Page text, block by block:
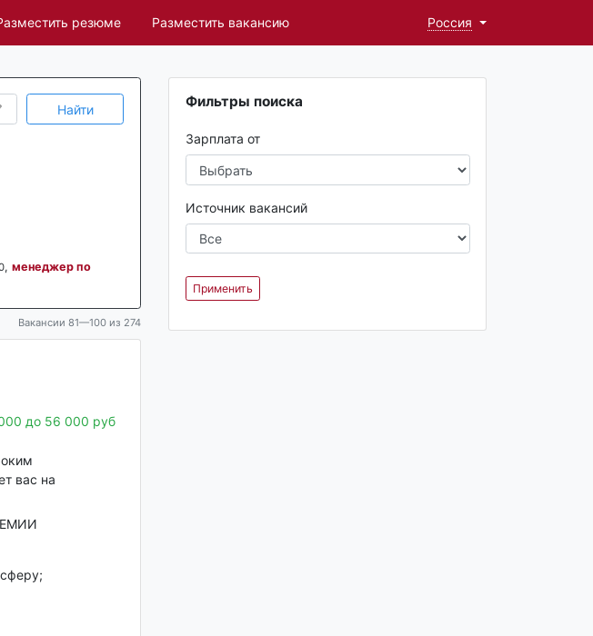
резюме Разместить вакансию Россия
Найти
, менеджер по
Вакансии 81—100 из 274
до 56 000 руб
вас на
Фильтры поиска
Зарплата от
Источник вакансий
Применить